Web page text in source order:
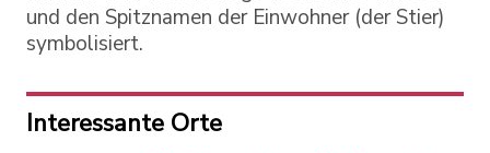
und den Spitznamen der Einwohner (der Stier)
symbolisiert.
Interessante Orte